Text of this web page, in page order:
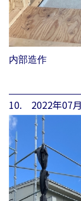
内部造作
10. 2022年07